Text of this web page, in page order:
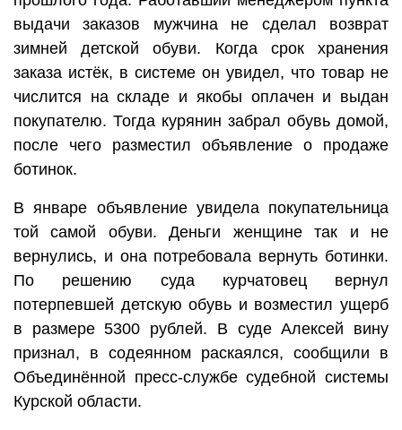
выдачи заказов мужчина не сделал возврат
зимней детской обуви. Когда срок хранения
заказа истёк, в системе он увидел, что товар не
числится на складе и якобы оплачен и выдан
покупателю. Тогда курянин забрал обувь домой,
после чего разместил объявление о продаже
ботинок.
В январе объявление увидела покупательница
той самой обуви. Деньги женщине так и не
вернулись, и она потребовала вернуть ботинки.
По решению суда курчатовец вернул
потерпевшей детскую обувь и возместил ущерб
в размере 5300 рублей. В суде Алексей вину
признал, в содеянном раскаялся, сообщили в
Объединённой пресс-службе судебной системы
Курской области.